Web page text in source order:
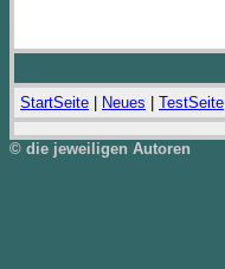
StartSeite Neues TestSeite
© die jeweiligen Autoren